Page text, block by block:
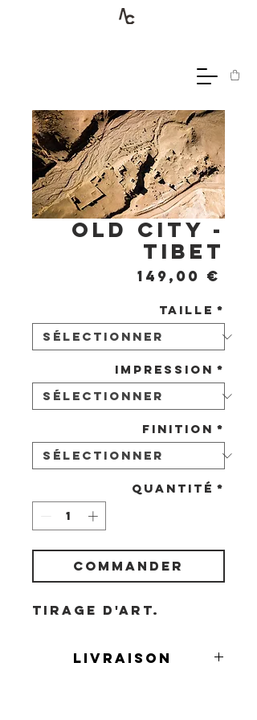
Old city -
Tibet
149,00 €
Taille *
Impression *
Finition *
Quantité *
COMMANDER
Tirage d'art.
Livraison